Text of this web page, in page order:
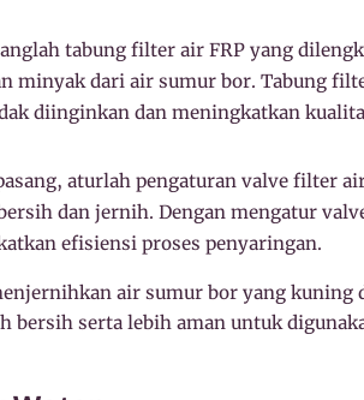
tabung filter air FRP yang
minyak dari air sumur bor. Tabung
diinginkan dan meningkatkan
aturlah pengaturan valve filter
dan jernih. Dengan mengatur
efisiensi proses penyaringan.
air sumur bor yang kuning
bersih serta lebih aman untuk